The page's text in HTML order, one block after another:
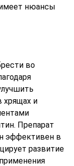
нюансы
во
хрящах и
Препарат
эффективен в
развитие